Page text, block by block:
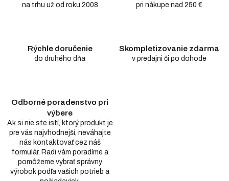
na trhu už od roku 2008 pri nákupe nad 250 €
Rýchle doručenie
do druhého dňa
Skompletizovanie zdarma
v predajni či po dohode
Odborné poradenstvo pri
výbere
Ak si nie ste istí, ktorý produkt je
pre vás najvhodnejší, neváhajte
nás kontaktovať cez náš
formulár. Radi vám poradíme a
pomôžeme vybrať správny
výrobok podľa vašich potrieb a